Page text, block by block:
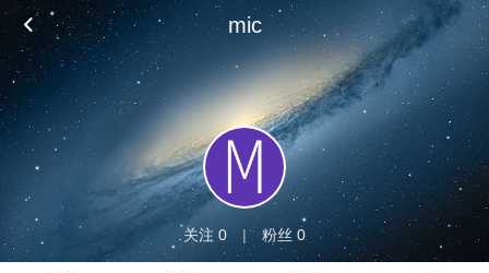
mic
关注 0 | 粉丝 0